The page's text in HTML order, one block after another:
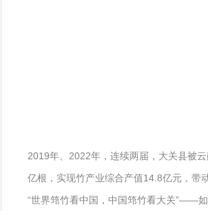
2019年、2022年，连续两届，大关县被
亿根，实现竹产业综合产值14.8亿元，带
“世界筇竹看中国，中国筇竹看大关”——如